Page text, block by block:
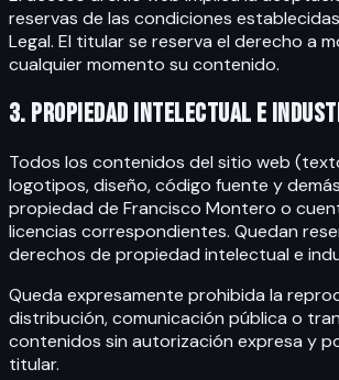
reservas de las condiciones
Legal. El titular se reserva el derecho a
cualquier momento su contenido.
3. Propiedad intelectual e
Todos los contenidos del sitio web
logotipos, diseño, código fuente y
propiedad de Francisco Montero o
licencias correspondientes. Quedan
derechos de propiedad intelectual e
Queda expresamente prohibida la
distribución, comunicación pública o
contenidos sin autorización expresa y
titular.